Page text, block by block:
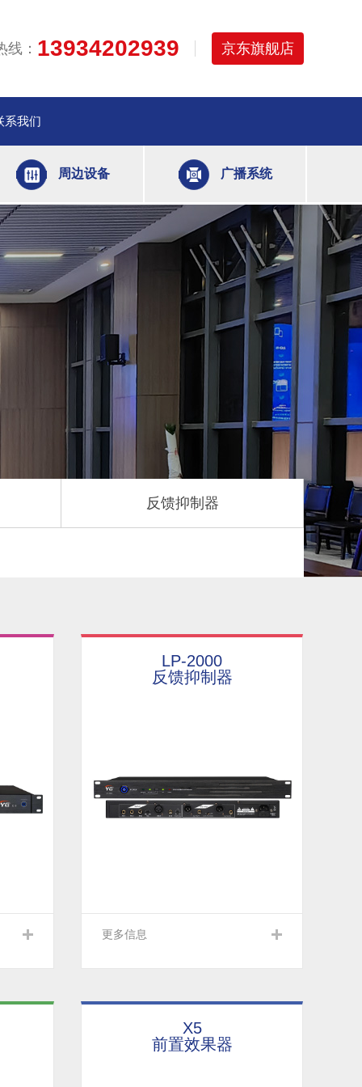
京东旗舰店
线： 13934202939
系我们
周边设备 广播系统
反馈抑制器
LP-2000
反馈抑制器
更多信息
X5
前置效果器